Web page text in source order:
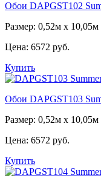
Обои DAPGST102
Размер: 0,52м х 10,05м
Цена: 6572 руб.
Купить
Обои DAPGST103
Размер: 0,52м х 10,05м
Цена: 6572 руб.
Купить